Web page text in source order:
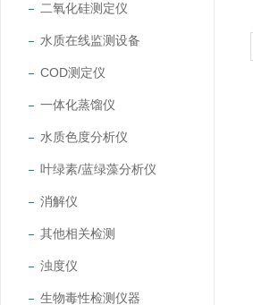
二氧化硅测定仪
水质在线监测设备
COD测定仪
一体化蒸馏仪
水质色度分析仪
叶绿素/蓝绿藻分析仪
消解仪
其他相关检测
浊度仪
生物毒性检测仪器